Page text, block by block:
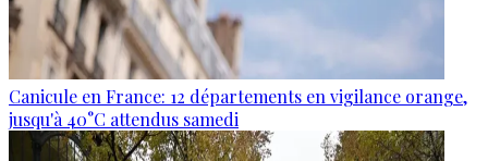
Canicule en France: 12 départements en vigilance orange,
jusqu'à 40°C attendus samedi